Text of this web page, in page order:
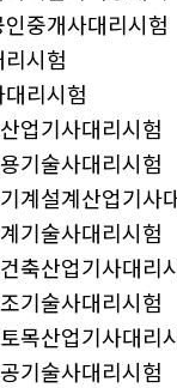
중개사대리시험
시험
리시험
업기사대리시험
기술사대리시험
계설계산업기사
기술사대리시험
축산업기사대리
기술사대리시험
목산업기사대리
기술사대리시험